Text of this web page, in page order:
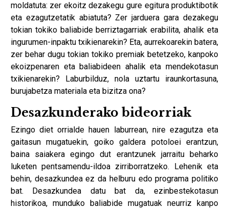
moldatuta: zer ekoitz dezakegu gure egitura produktibotik
eta ezagutzetatik abiatuta? Zer jarduera gara dezakegu
tokian tokiko baliabide berriztagarriak erabilita, ahalik eta
ingurumen-inpaktu txikienarekin? Eta, aurrekoarekin batera,
zer behar dugu tokian tokiko premiak betetzeko, kanpoko
ekoizpenaren eta baliabideen ahalik eta mendekotasun
txikienarekin? Laburbilduz, nola uztartu iraunkortasuna,
burujabetza materiala eta bizitza ona?
Desazkunderako bideorriak
Ezingo diet orrialde hauen laburrean, nire ezagutza eta
gaitasun mugatuekin, goiko galdera potoloei erantzun,
baina saiakera egingo dut erantzunek jarraitu beharko
luketen pentsamendu-ildoa zirriborratzeko. Lehenik eta
behin, desazkundea ez da helburu edo programa politiko
bat. Desazkundea datu bat da, ezinbestekotasun
historikoa, munduko baliabide mugatuak neurriz kanpo